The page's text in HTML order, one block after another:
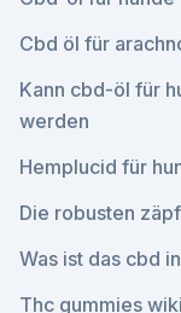
Cbd öl für
Kann cbd-öl für
werden
Hemplucid für
Die robusten
Was ist das cbd
Thc gummies